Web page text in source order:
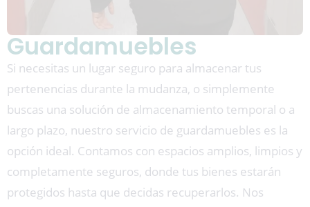
Guardamuebles
Si necesitas un lugar seguro para almacenar tus
pertenencias durante la mudanza, o simplemente
buscas una solución de almacenamiento temporal o a
largo plazo, nuestro servicio de guardamuebles es la
opción ideal. Contamos con espacios amplios, limpios y
completamente seguros, donde tus bienes estarán
protegidos hasta que decidas recuperarlos. Nos